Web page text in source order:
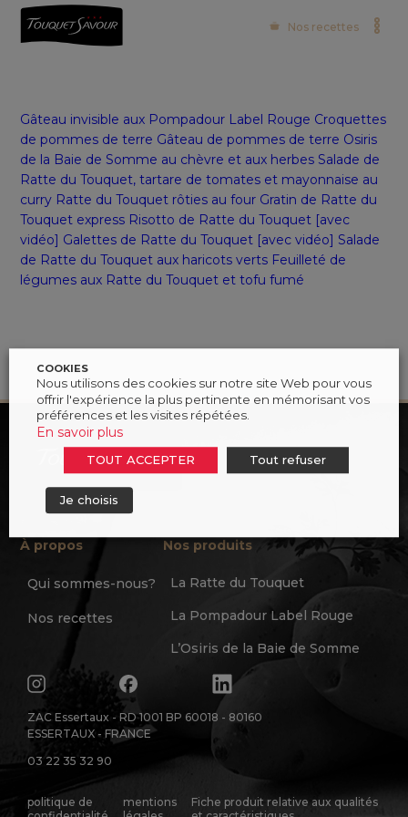
Nos recettes
Gâteau invisible aux Pompadour Label Rouge Croquettes
de pommes de terre Gâteau de pommes de terre Osiris
de la Baie de Somme au chèvre et aux herbes Salade de
Ratte du Touquet, tartare de tomates et mayonnaise au
curry Ratte du Touquet rôties au four Gratin de Ratte du
Touquet express Risotto de Ratte du Touquet [avec
vidéo] Galettes de Ratte du Touquet [avec vidéo] Salade
de Ratte du Touquet aux haricots verts Feuilleté de
légumes aux Ratte du Touquet et tofu fumé
ZAC Essertaux - RD 1001 BP 60018 - 80160
ESSERTAUX - FRANCE
03 22 35 32 90
À propos
Qui sommes-nous?
Nos recettes
Nos produits
La Ratte du Touquet
La Pompadour Label Rouge
L’Osiris de la Baie de Somme
politique de
mentions
Fiche produit relative aux qualités
COOKIES
Nous utilisons des cookies sur notre site Web pour vous
offrir l'expérience la plus pertinente en mémorisant vos
préférences et les visites répétées.
En savoir plus
TOUT ACCEPTER Tout refuser
Je choisis